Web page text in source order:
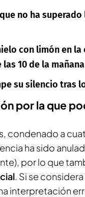
no ha
con limón en
10 de la mañana
su silencio tras
por la que
condenado a
ha sido
por lo que
. Si se
interpretación